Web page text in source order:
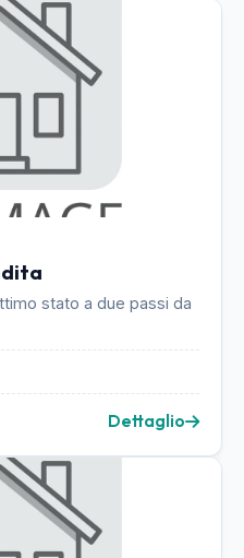
stato a due passi da
Dettaglio